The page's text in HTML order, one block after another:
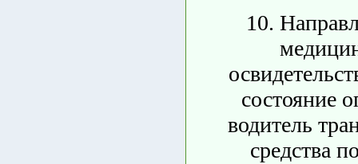
10.
состояние
водитель
средства